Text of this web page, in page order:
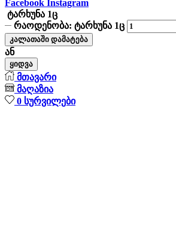
Facebook Instagram
ტარხუნა 1ც
რაოდენობა: ტარხუნა 1ც
კალათაში დამატება
ან
ყიდვა
მთავარი
მაღაზია
0 სურვილები